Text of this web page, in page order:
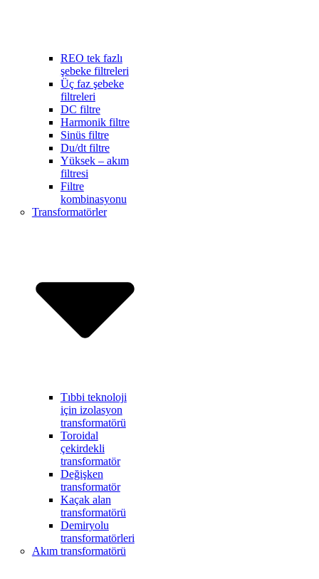
REO tek fazlı
şebeke filtreleri
Üç faz şebeke
filtreleri
DC filtre
Harmonik filtre
Sinüs filtre
Du/dt filtre
Yüksek – akım
filtresi
Filtre
kombinasyonu
Transformatörler
Tıbbi teknoloji
için izolasyon
transformatörü
Toroidal
çekirdekli
transformatör
Değişken
transformatör
Kaçak alan
transformatörü
Demiryolu
transformatörleri
Akım transformatörü